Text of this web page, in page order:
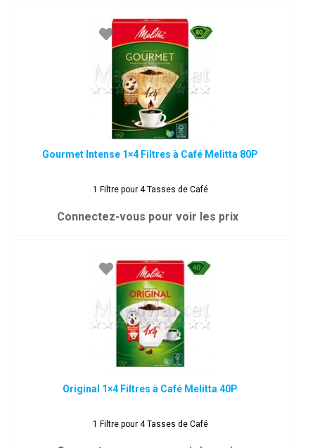
Gourmet Intense 1×4 Filtres à Café Melitta 80P
1 Filtre pour 4 Tasses de Café
Connectez-vous pour voir les prix
Original 1×4 Filtres à Café Melitta 40P
1 Filtre pour 4 Tasses de Café